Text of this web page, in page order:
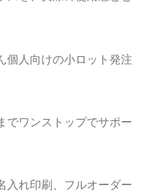
個人向けの小ロット発注
でワンストップでサポー
入れ印刷、フルオーダー